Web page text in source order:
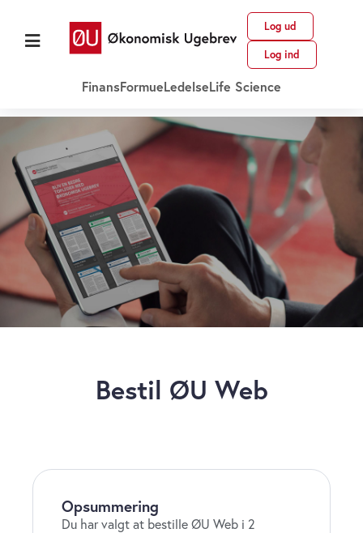
Log ud
Log ind
FinansFormueLedelseLife Science
Bestil ØU Web
Opsummering
Du har valgt at bestille ØU Web i 2